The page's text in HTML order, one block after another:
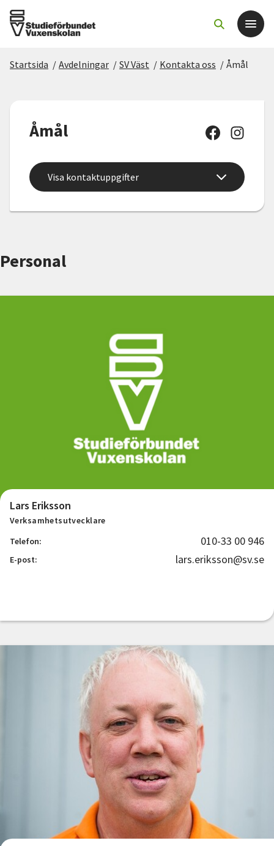
Om SV
Starta studiecirkel
Startsida / Avdelningar / SV Väst / Kontakta oss / Åmål
Åmål
Visa kontaktuppgifter
Personal
Lars Eriksson
Verksamhetsutvecklare
Telefon:
010-33 00 946
E-post: lars.eriksson@sv.se